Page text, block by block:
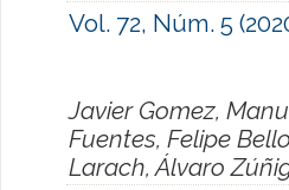
Vol. 72, Núm. 5
Javier Gomez,
Fuentes, Felipe
Larach, Álvaro